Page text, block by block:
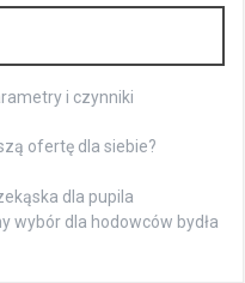
i czynniki
ofertę dla siebie?
dla pupila
wybór dla hodowców bydła